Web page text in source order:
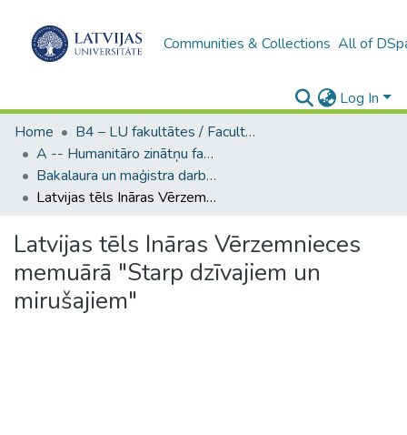
Communities & Collections All of
Log In
Home
B4 – LU fakultātes / Faculties of the UL
A -- Humanitāro zinātņu fakultāte / Faculty of Humanities
Bakalaura un maģistra darbi (HZF) / Bachelor's and Master's theses
Latvijas tēls Ināras Vērzemnieces memuārā "Starp dzīvajiem un mirušajiem"
Latvijas tēls Ināras Vērzemnieces
memuārā "Starp dzīvajiem un
mirušajiem"